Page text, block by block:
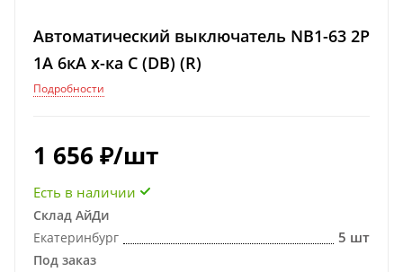
Автоматический выключатель NB1-63 2P
1A 6кА х-ка C (DB) (R)
Подробности
1 656 ₽/шт
Есть в наличии
Склад АйДи
Екатеринбург
5 шт
Под заказ